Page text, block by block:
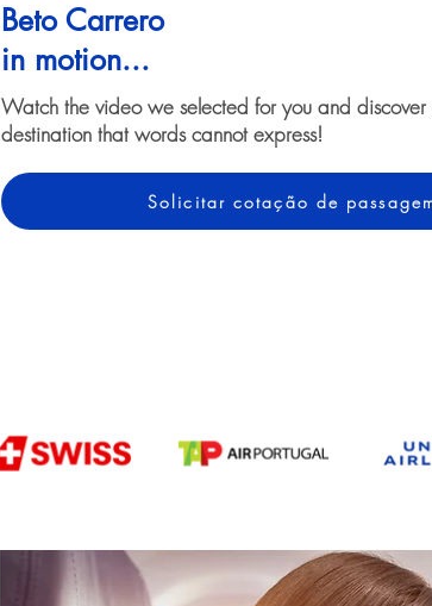
Beto Carrero
in motion...
Watch the video we selected for you and discover
destination that words cannot express!
Solicitar cotação de